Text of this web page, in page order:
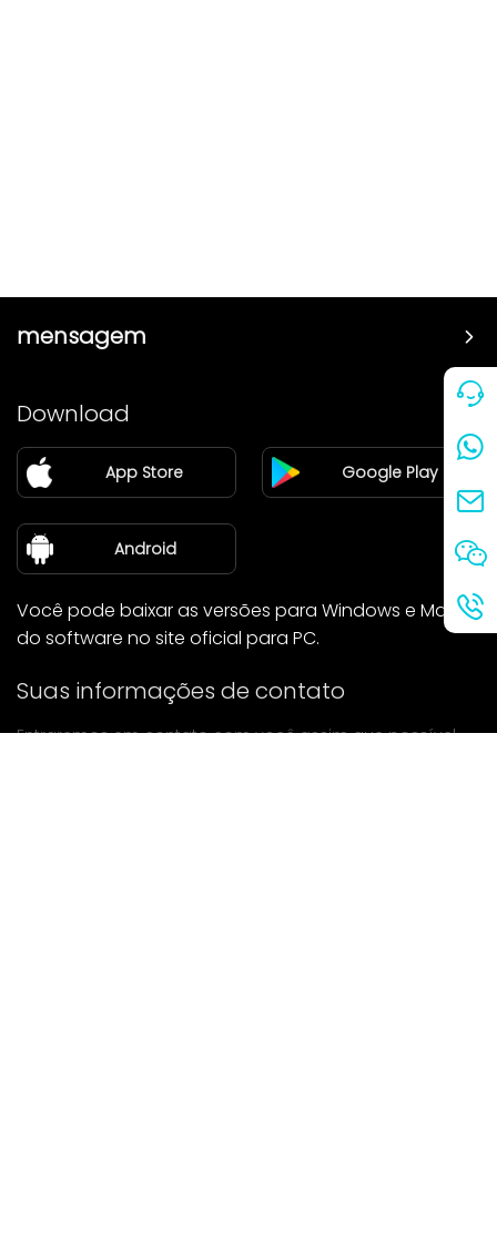
mensagem
Parceiro
Blog
sobre nós
Download
App Store Google Play
Android
Você pode baixar as versões para Windows e Mac
do software no site oficial para PC.
Suas informações de contato
Entraremos em contato com você assim que possível.